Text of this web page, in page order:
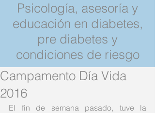
Psicología, asesoría y
educación en diabetes,
pre diabetes y
condiciones de riesgo
Campamento Día Vida
2016
El fin de semana pasado, tuve la